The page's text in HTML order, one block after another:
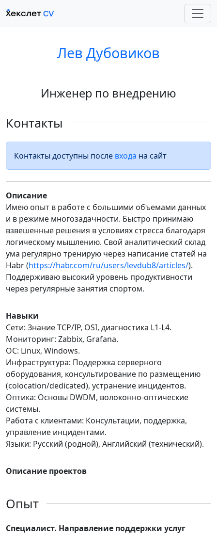
Лев Дубовиков
Инженер по внедрению
Контакты
Контакты доступны после входа на сайт
Описание
Имею опыт в работе с большими объемами данных
и в режиме многозадачности. Быстро принимаю
взвешенные решения в условиях стресса благодаря
логическому мышлению. Свой аналитический склад
ума регулярно тренирую через написание статей на
Habr (https://habr.com/ru/users/levdub8/articles/).
Поддерживаю высокий уровень продуктивности
через регулярные занятия спортом.
Навыки
Сети: Знание TCP/IP, OSI, диагностика L1-L4.
Мониторинг: Zabbix, Grafana.
ОС: Linux, Windows.
Инфраструктура: Поддержка серверного
оборудования, консультирование по размещению
(colocation/dedicated), устранение инцидентов.
Оптика: Основы DWDM, волоконно-оптические
системы.
Работа с клиентами: Консультации, поддержка,
управление инцидентами.
Языки: Русский (родной), Английский (технический).
Описание проектов
Опыт
Специалист. Направление поддержки услуг